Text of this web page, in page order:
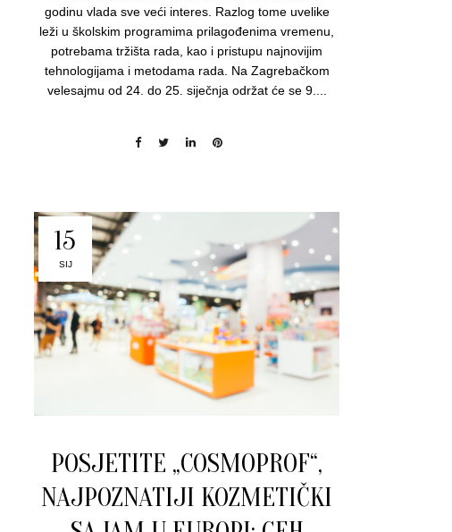
godinu vlada sve veći interes. Razlog tome uvelike
leži u školskim programima prilagođenima vremenu,
potrebama tržišta rada, kao i pristupu najnovijim
tehnologijama i metodama rada. Na Zagrebačkom
velesajmu od 24. do 25. siječnja održat će se 9....
15
SIJ
POSJETITE „COSMOPROF“,
NAJPOZNATIJI KOZMETIČKI